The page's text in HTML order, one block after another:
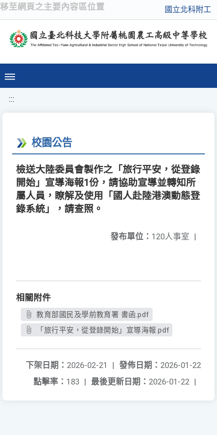
移至網頁之主要內容區位置 國立北科附工
:::
校園公告
檢送大陸委員會製作之「旅行平安，從登錄
開始」宣導海報1份，請協助宣導並轉知所
屬人員，瞭解及使用「國人赴陸港澳動態登
錄系統」，請查照。
發布單位： 120人事室 |
相關附件
教育部國民及學前教育署 書函.pdf
「旅行平安，從登錄開始」宣導海報.pdf
發佈日期： 2026-01-22
下架日期： 2026-02-21
|
最後更新日期： 2026-01-22 |
點擊率： 183 |